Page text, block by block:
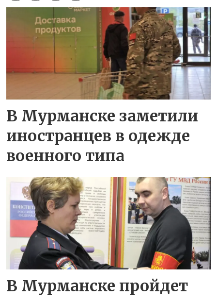
В Мурманске заметили
иностранцев в одежде
военного типа
В Мурманске пройдет